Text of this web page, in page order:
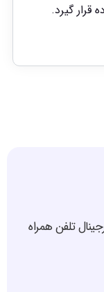
قرار گیرد.
تلفن همراه